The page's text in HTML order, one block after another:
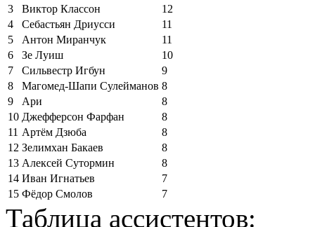
3
Виктор Классон
12
4
Себастьян Дриусси
11
5
Антон Миранчук
11
6
Зе Луиш
10
7
Сильвестр Игбун
9
8
Магомед-Шапи Сулейманов 8
9
Ари
8
10 Джефферсон Фарфан
8
11 Артём Дзюба
8
12 Зелимхан Бакаев
8
13 Алексей Сутормин
8
14 Иван Игнатьев
7
15 Фёдор Смолов 7
Таблица ассистентов: